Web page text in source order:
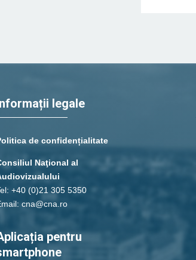
legale
de confidențialitate
Naţional al
+40 (0)21 305 5350
cna@cna.ro
pentru